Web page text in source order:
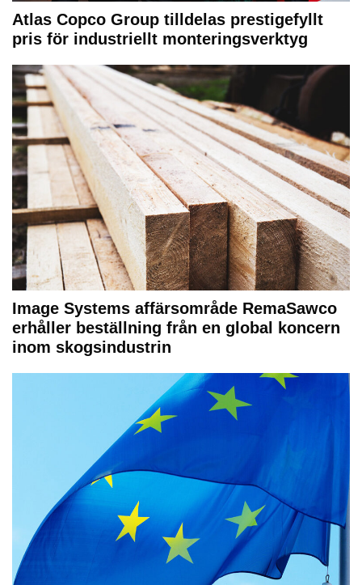
Atlas Copco Group tilldelas prestigefyllt
pris för industriellt monteringsverktyg
Image Systems affärsområde RemaSawco
erhåller beställning från en global koncern
inom skogsindustrin